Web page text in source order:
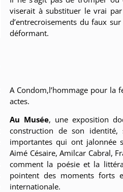
viserait à substituer le vrai
d’entrecroisements du faux
déformant.
A Condom,l’hommage pour la
actes.
Au Musée, une exposition
construction de son identité,
importantes qui ont jalonnée
Aimé Césaire, Amilcar Cabral,
comment la poésie et la
pointent des moments forts
internationale.